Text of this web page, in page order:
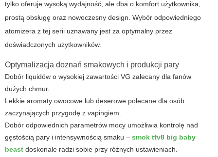
tylko oferuje wysoką wydajność, ale dba o komfort użytkownika,
prostą obsługę oraz nowoczesny design. Wybór odpowiedniego
atomizera z tej serii uznawany jest za optymalny przez
doświadczonych użytkowników.
Optymalizacja doznań smakowych i produkcji pary
Dobór liquidów o wysokiej zawartości VG zalecany dla fanów
dużych chmur.
Lekkie aromaty owocowe lub deserowe polecane dla osób
zaczynających przygodę z vapingiem.
Dobór odpowiednich parametrów mocy umożliwia kontrolę nad
gęstością pary i intensywnością smaku – smok tfv8 big baby
beast doskonale radzi sobie przy różnych ustawieniach.